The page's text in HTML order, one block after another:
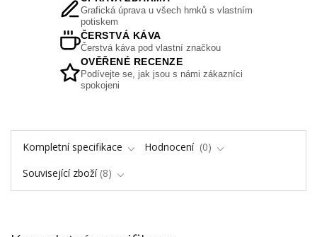
Grafická úprava u všech hrnků s vlastním
potiskem
ČERSTVÁ KÁVA
Čerstvá káva pod vlastní značkou
OVĚŘENÉ RECENZE
Podívejte se, jak jsou s námi zákazníci
spokojeni
Kompletní specifikace Hodnocení
0
Související zboží 8